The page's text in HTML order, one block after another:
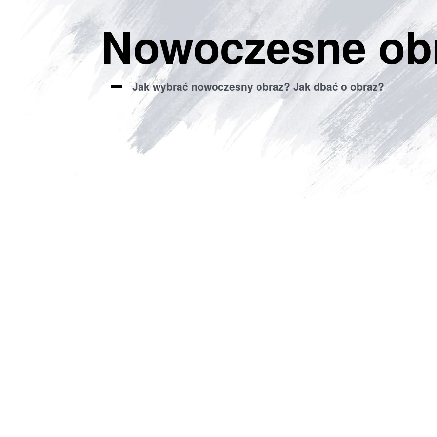
Nowoczesne
Jak wybrać nowoczesny obraz? Jak dbać o obraz?